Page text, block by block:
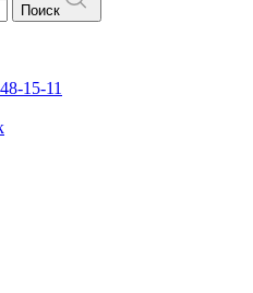
Поиск
15-11